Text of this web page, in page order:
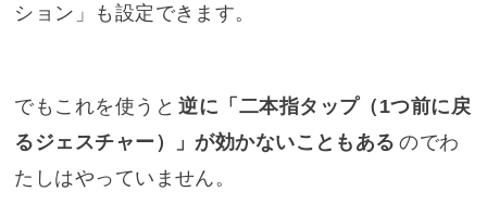
ション」も設定できます。
でもこれを使うと 逆に「二本指タップ（1つ前に戻
るジェスチャー）」が効かないこともある のでわ
たしはやっていません。